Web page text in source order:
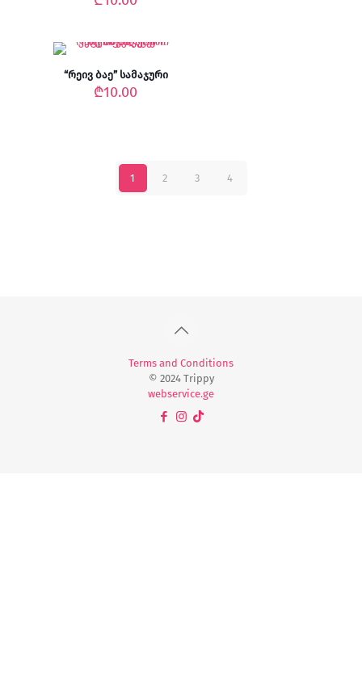
“რეივ ბაე” სამაჯური
₾10.00
1 2 3 4
Terms and Conditions
© 2024 Trippy
webservice.ge